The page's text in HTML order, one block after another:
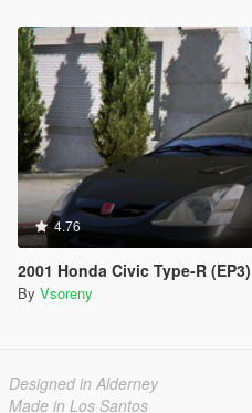
4.76
2001 Honda Civic Type-R (EP3) [Add-On |
By Vsoreny
Designed in Alderney
Made in Los Santos